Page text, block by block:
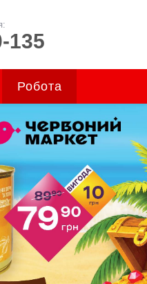
135
Робота